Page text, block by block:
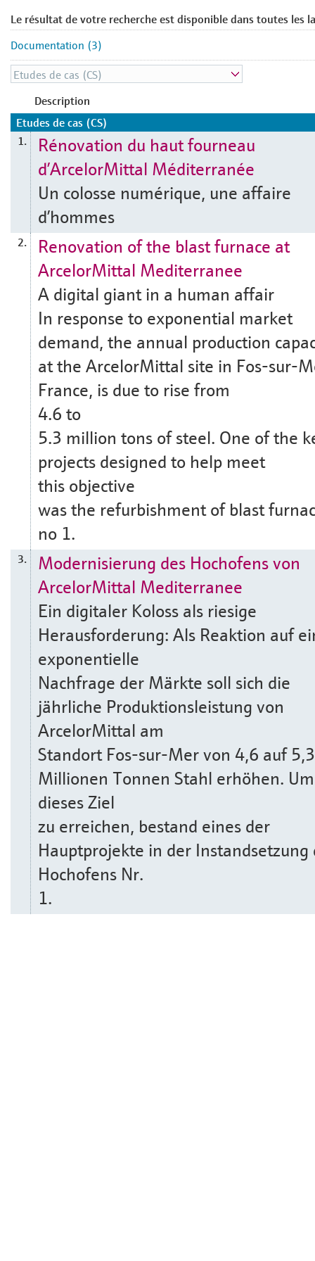
Le résultat de votre recherche est disponible dans toutes les
Documentation (3)
Description
Etudes de cas (CS)
1.
Rénovation du haut fourneau
d’ArcelorMittal Méditerranée
Un colosse numérique, une affaire
d’hommes
2.
Renovation of the blast furnace at
ArcelorMittal Mediterranee
A digital giant in a human affair
In response to exponential market
demand, the annual production
at the ArcelorMittal site in Fos-sur-
France, is due to rise from
4.6 to
5.3 million tons of steel. One of the
projects designed to help meet
this objective
was the refurbishment of blast
no 1.
3.
Modernisierung des Hochofens von
ArcelorMittal Mediterranee
Ein digitaler Koloss als riesige
Herausforderung: Als Reaktion auf
exponentielle
Nachfrage der Märkte soll sich die
jährliche Produktionsleistung von
ArcelorMittal am
Standort Fos-sur-Mer von 4,6 auf 5,3
Millionen Tonnen Stahl erhöhen. Um
dieses Ziel
zu erreichen, bestand eines der
Hauptprojekte in der Instandsetzung
Hochofens Nr.
1.